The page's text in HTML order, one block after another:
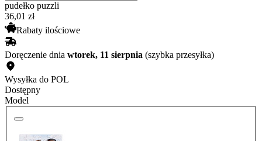
pudełko puzzli
36,01 zł
Rabaty ilościowe
Doręczenie dnia wtorek, 11 sierpnia (szybka przesyłka)
Wysyłka do POL
Dostępny
Model